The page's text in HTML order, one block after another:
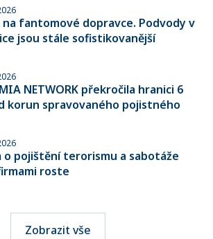
na fantomové dopravce. Podvody v
jsou stále sofistikovanější
NETWORK překročila hranici 6
korun spravovaného pojistného
o pojištění terorismu a sabotáže
roste
Zobrazit vše